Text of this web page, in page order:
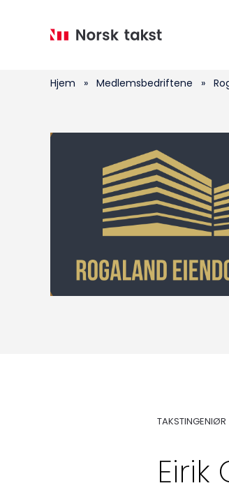
Hjem » Medlemsbedriftene »
TAKSTINGENIØR
Eirik